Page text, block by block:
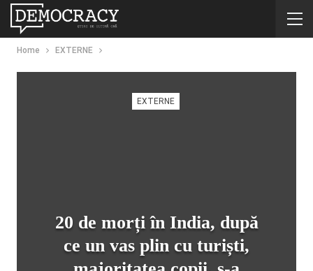
Home EXTERNE
EXTERNE
20 de morți în India, după
ce un vas plin cu turiști,